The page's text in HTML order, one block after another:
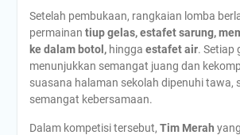
Setelah pembukaan, rangkaian lomba
permainan tiup gelas, estafet sarung,
ke dalam botol,hingga estafet air. Setiap
menunjukkan semangat juang dan
suasana halaman sekolah dipenuhi tawa,
semangat kebersamaan.
Dalam kompetisi tersebut, Tim Merah